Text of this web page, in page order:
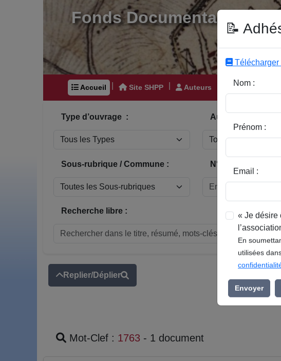
Fonds Documentaire SHPP
Accueil Site SHPP Auteurs Editeurs
Type d’ouvrage : Auteur :
Sous-rubrique / Commune : N° Indice / Revue :
Recherche libre :
Replier/Déplier
Mot-Clef : 1763 - 1 document
📝
Télécharger
Nom :
Prénom :
Email :
« Je désire
En
utilisées
Envoyer